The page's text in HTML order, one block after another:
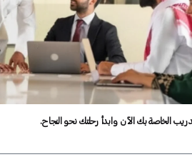
التخطيط للتدريس وتنفيذه
بيئات تعلم تفاعلية وداعمة للمتعلم
الخاصة بك الآن وابدأ رحلتك نحو النجاح.